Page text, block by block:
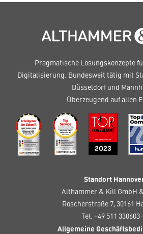
Pragmatische Lösungskonzepte
Digitalisierung. Bundesweit tätig mit
Düsseldorf und
Überzeugend auf allen
Standort
Althammer & Kill GmbH
Roscherstraße 7, 30161
Tel. +49 511
Allgemeine